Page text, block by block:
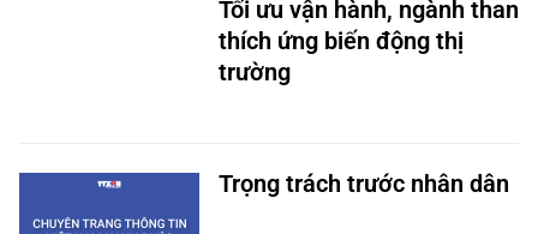
Tối ưu vận hành, ngành than
thích ứng biến động thị
trường
Trọng trách trước nhân dân